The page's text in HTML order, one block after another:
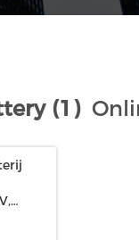
(1)